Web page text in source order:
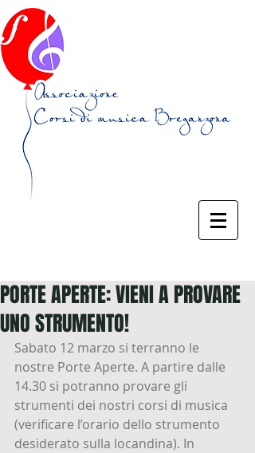
PORTE APERTE: VIENI A PROVARE
UNO STRUMENTO!
Sabato 12 marzo si terranno le
nostre Porte Aperte. A partire dalle
14.30 si potranno provare gli
strumenti dei nostri corsi di musica
(verificare l’orario dello strumento
desiderato sulla locandina). In